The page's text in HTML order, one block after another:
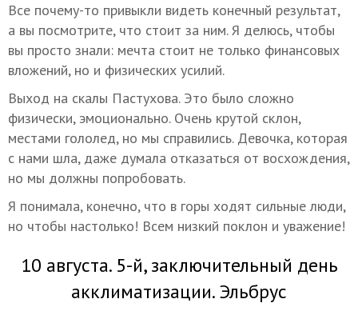
Все почему-то привыкли видеть конечный результат,
а вы посмотрите, что стоит за ним. Я делюсь, чтобы
вы просто знали: мечта стоит не только финансовых
вложений, но и физических усилий.
Выход на скалы Пастухова. Это было сложно
физически, эмоционально. Очень крутой склон,
местами гололед, но мы справились. Девочка, которая
с нами шла, даже думала отказаться от восхождения,
но мы должны попробовать.
Я понимала, конечно, что в горы ходят сильные люди,
но чтобы настолько! Всем низкий поклон и уважение!
10 августа. 5-й, заключительный день
акклиматизации. Эльбрус